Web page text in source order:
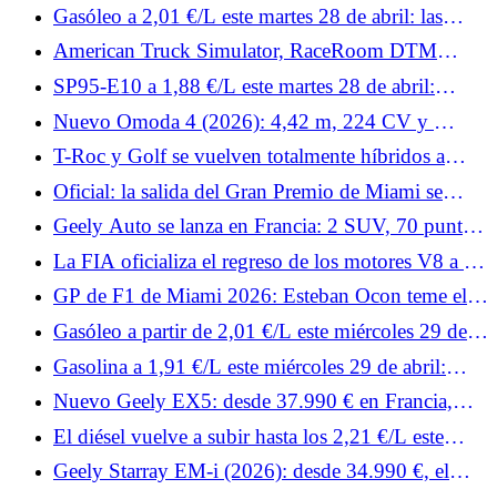
Martin, Porsche, Ford y Lamborghini el mes que
viene.
Gasóleo a 2,01 €/L este martes 28 de abril: las
estaciones más baratas de Francia para repostar
gasóleo
American Truck Simulator, RaceRoom DTM
Esports y Rennsport: noticias de simracing de la
semana 19.
SP95-E10 a 1,88 €/L este martes 28 de abril:
¿dónde encontrar estaciones por debajo de la media
de 2 €/L en Francia?
Nuevo Omoda 4 (2026): 4,42 m, 224 CV y ​​
menos de 30.000 €
T-Roc y Golf se vuelven totalmente híbridos a
finales de 2026: Volkswagen da detalles de sus dos
nuevos motores
Oficial: la salida del Gran Premio de Miami se
adelanta tres horas debido al mal tiempo.
Geely Auto se lanza en Francia: 2 SUV, 70 puntos
de venta y grandes ambiciones
La FIA oficializa el regreso de los motores V8 a la
Fórmula 1 para 2030
GP de F1 de Miami 2026: Esteban Ocon teme el
calor por su Haas
Gasóleo a partir de 2,01 €/L este miércoles 29 de
abril: dónde encontrar estaciones por debajo de
2,20 €/L de media en Francia
Gasolina a 1,91 €/L este miércoles 29 de abril:
¿dónde ganar 10 céntimos por litro con SP95-E10
en Francia?
Nuevo Geely EX5: desde 37.990 € en Francia,
¿puede el SUV eléctrico eclipsar al Tesla Model Y?
El diésel vuelve a subir hasta los 2,21 €/L este
jueves 30 de abril: dónde repostar diésel desde
Geely Starray EM-i (2026): desde 34.990 €, el